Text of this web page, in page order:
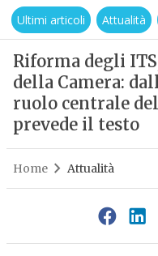
Ultimi articoli Attualità
Riforma degli
della Camera:
ruolo centrale
prevede il testo
Home Attualità